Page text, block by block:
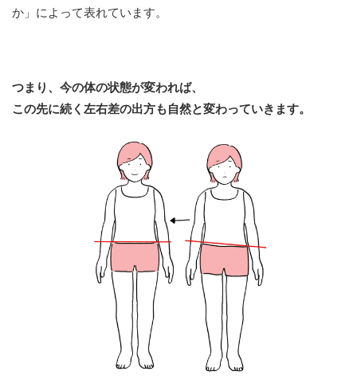
か」によって表れています。
つまり、今の体の状態が変われば、
この先に続く左右差の出方も自然と変わっていきます。